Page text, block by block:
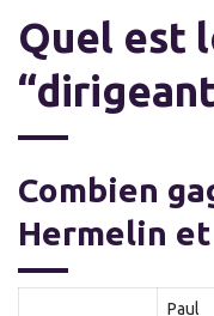
Quel est
Combien
Hermelin et
Paul